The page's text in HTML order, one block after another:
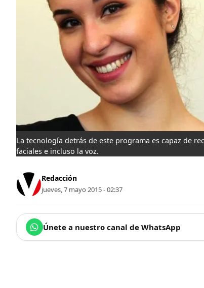
La tecnología detrás de este programa es capaz de
faciales e incluso la voz.
Redacción
jueves, 7 mayo 2015 - 02:37
Únete a nuestro canal de WhatsApp